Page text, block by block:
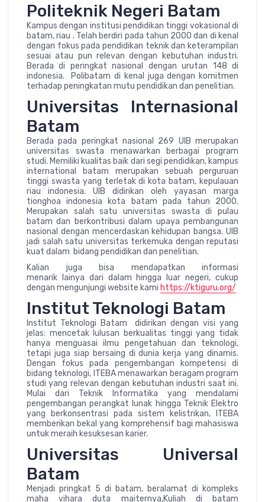
Politeknik Negeri Batam
Kampus dengan institusi pendidikan tinggi vokasional di
batam, riau . Telah berdiri pada tahun 2000 dan di kenal
dengan fokus pada pendidikan teknik dan keterampilan
sesuai atau pun relevan dengan kebutuhan industri.
Berada di peringkat nasional dengan urutan 148 di
indonesia. Polibatam di kenal juga dengan komitmen
terhadap peningkatan mutu pendidikan dan penelitian.
Universitas Internasional
Batam
Berada pada peringkat nasional 269 UIB merupakan
universitas swasta menawarkan berbagai program
studi. Memiliki kualitas baik dari segi pendidikan, kampus
international batam merupakan sebuah perguruan
tinggi swasta yang terletak di kota batam, kepulauan
riau indonesia. UIB didirikan oleh yayasan marga
tionghoa indonesia kota batam pada tahun 2000.
Merupakan salah satu universitas swasta di pulau
batam dan berkontribusi dalam upaya pembangunan
nasional dengan mencerdaskan kehidupan bangsa. UIB
jadi salah satu universitas terkemuka dengan reputasi
kuat dalam bidang pendidikan dan penelitian.
Kalian juga bisa mendapatkan informasi
menarik lainya dari dalam hingga luar negeri, cukup
dengan mengunjungi website kami https://ktiguru.org/
Institut Teknologi Batam
Institut Teknologi Batam didirikan dengan visi yang
jelas: mencetak lulusan berkualitas tinggi yang tidak
hanya menguasai ilmu pengetahuan dan teknologi,
tetapi juga siap bersaing di dunia kerja yang dinamis.
Dengan fokus pada pengembangan kompetensi di
bidang teknologi, ITEBA menawarkan beragam program
studi yang relevan dengan kebutuhan industri saat ini.
Mulai dari Teknik Informatika yang mendalami
pengembangan perangkat lunak hingga Teknik Elektro
yang berkonsentrasi pada sistem kelistrikan, ITEBA
memberikan bekal yang komprehensif bagi mahasiswa
untuk meraih kesuksesan karier.
Universitas Universal
Batam
Menjadi pringkat 5 di batam, beralamat di kompleks
maha vihara duta maiternya,Kuliah di batam